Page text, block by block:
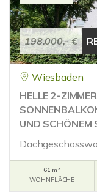
198.000,- €
Wiesbaden
HELLE 2-
UND SCHÖNEM
61 m²
WOHNFLÄCHE